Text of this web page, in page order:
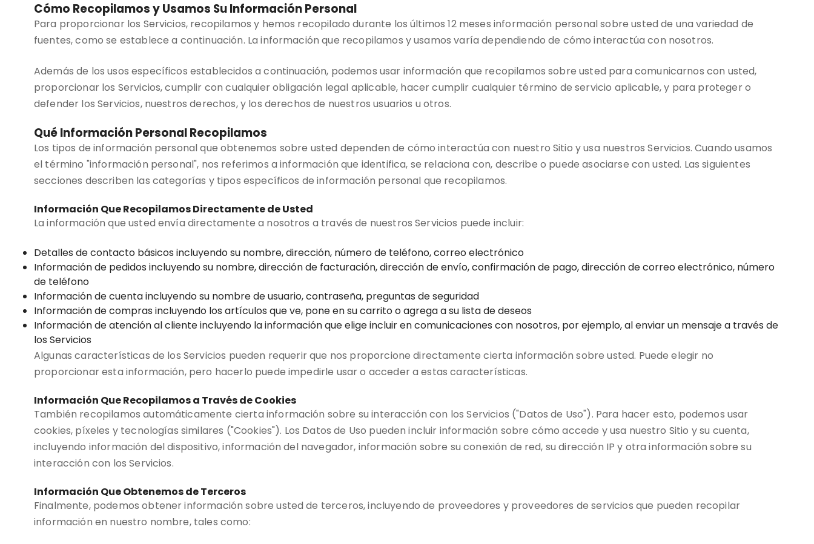
Cómo Recopilamos y Usamos Su Información Personal
Para proporcionar los Servicios, recopilamos y hemos recopilado durante los últimos 12 meses información personal sobre usted de una variedad de
fuentes, como se establece a continuación. La información que recopilamos y usamos varía dependiendo de cómo interactúa con nosotros.
Además de los usos específicos establecidos a continuación, podemos usar información que recopilamos sobre usted para comunicarnos con usted,
proporcionar los Servicios, cumplir con cualquier obligación legal aplicable, hacer cumplir cualquier término de servicio aplicable, y para proteger o
defender los Servicios, nuestros derechos, y los derechos de nuestros usuarios u otros.
Qué Información Personal Recopilamos
Los tipos de información personal que obtenemos sobre usted dependen de cómo interactúa con nuestro Sitio y usa nuestros Servicios. Cuando usamos
el término "información personal", nos referimos a información que identifica, se relaciona con, describe o puede asociarse con usted. Las siguientes
secciones describen las categorías y tipos específicos de información personal que recopilamos.
Información Que Recopilamos Directamente de Usted
La información que usted envía directamente a nosotros a través de nuestros Servicios puede incluir:
Detalles de contacto básicos incluyendo su nombre, dirección, número de teléfono, correo electrónico
Información de pedidos incluyendo su nombre, dirección de facturación, dirección de envío, confirmación de pago, dirección de correo electrónico, número
de teléfono
Información de cuenta incluyendo su nombre de usuario, contraseña, preguntas de seguridad
Información de compras incluyendo los artículos que ve, pone en su carrito o agrega a su lista de deseos
Información de atención al cliente incluyendo la información que elige incluir en comunicaciones con nosotros, por ejemplo, al enviar un mensaje a través de
los Servicios
Algunas características de los Servicios pueden requerir que nos proporcione directamente cierta información sobre usted. Puede elegir no
proporcionar esta información, pero hacerlo puede impedirle usar o acceder a estas características.
Información Que Recopilamos a Través de Cookies
También recopilamos automáticamente cierta información sobre su interacción con los Servicios ("Datos de Uso"). Para hacer esto, podemos usar
cookies, píxeles y tecnologías similares ("Cookies"). Los Datos de Uso pueden incluir información sobre cómo accede y usa nuestro Sitio y su cuenta,
incluyendo información del dispositivo, información del navegador, información sobre su conexión de red, su dirección IP y otra información sobre su
interacción con los Servicios.
Información Que Obtenemos de Terceros
Finalmente, podemos obtener información sobre usted de terceros, incluyendo de proveedores y proveedores de servicios que pueden recopilar
información en nuestro nombre, tales como: